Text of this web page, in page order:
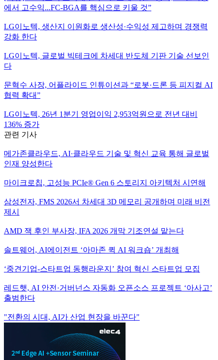
에서 고수익...FC-BGA를 핵심으로 키울 것”
LG이노텍, 생산지 이원화로 생산성·수익성 제고하며 경쟁력
강화 한다
LG이노텍, 글로벌 빅테크에 차세대 반도체 기판 기술 선보인
다
문혁수 사장, 어플라이드 인튜이션과 “로봇·드론 등 피지컬 AI
협력 확대”
LG이노텍, 26년 1분기 영업이익 2,953억원으로 전년 대비
136% 증가
관련 기사
메가존클라우드, AI·클라우드 기술 및 혁신 교육 통해 글로벌
인재 양성한다
마이크로칩, 고성능 PCIe® Gen 6 스토리지 아키텍처 시연해
삼성전자, FMS 2026서 차세대 3D 메모리 공개하며 미래 비전
제시
AMD 잭 후인 부사장, IFA 2026 개막 기조연설 맡는다
솔트웨어, AI에이전트 ‘아마존 퀵 AI 워크숍’ 개최해
‘중견기업-스타트업 동행라운지’ 참여 혁신 스타트업 모집
레드햇, AI 안전·거버넌스 자동화 오픈소스 프로젝트 ‘아사고’
출범한다
"전환의 시대, AI가 산업 현장을 바꾼다"